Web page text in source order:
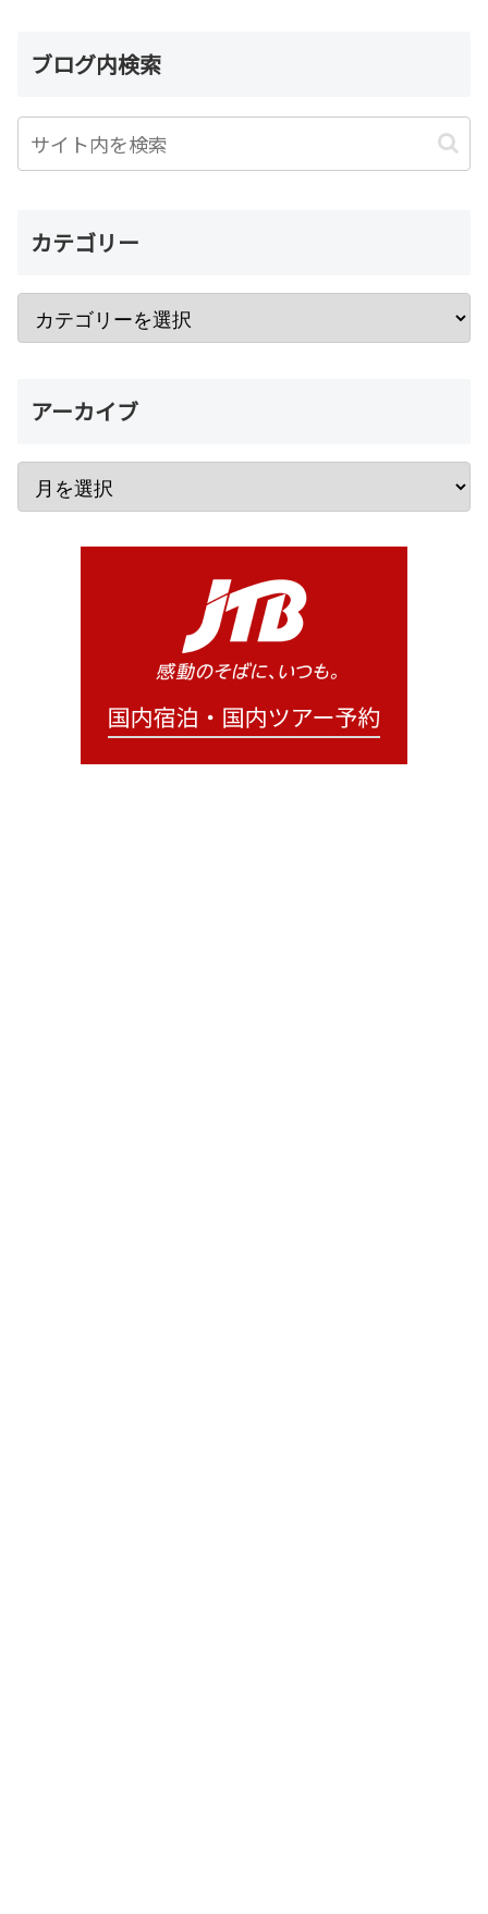
ブログ内検索
カテゴリー
アーカイブ